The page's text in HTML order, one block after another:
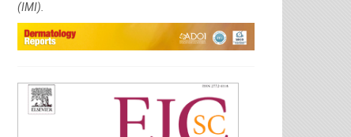
(IMI).